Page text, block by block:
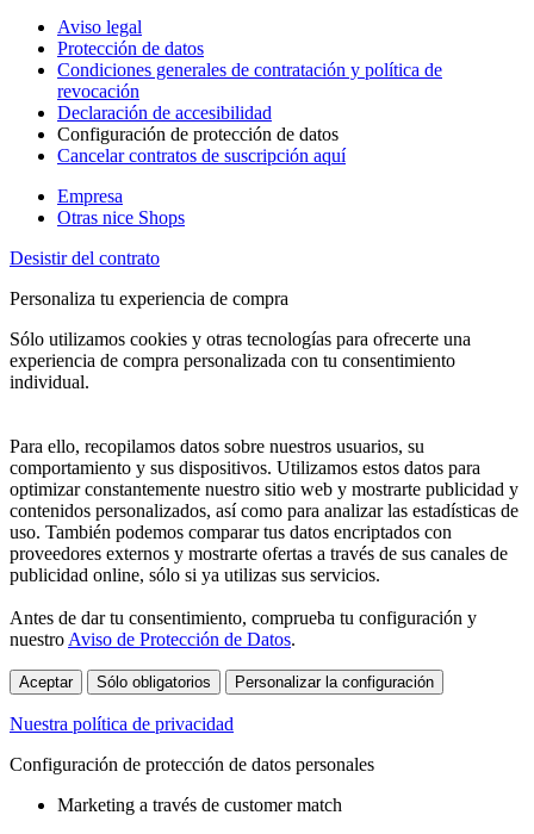
Aviso legal
Protección de datos
Condiciones generales de contratación y política de
revocación
Declaración de accesibilidad
Configuración de protección de datos
Cancelar contratos de suscripción aquí
Empresa
Otras nice Shops
Desistir del contrato
Personaliza tu experiencia de compra
Sólo utilizamos cookies y otras tecnologías para ofrecerte una
experiencia de compra personalizada con tu consentimiento
individual.
Para ello, recopilamos datos sobre nuestros usuarios, su
comportamiento y sus dispositivos. Utilizamos estos datos para
optimizar constantemente nuestro sitio web y mostrarte publicidad y
contenidos personalizados, así como para analizar las estadísticas de
uso. También podemos comparar tus datos encriptados con
proveedores externos y mostrarte ofertas a través de sus canales de
publicidad online, sólo si ya utilizas sus servicios.
Antes de dar tu consentimiento, comprueba tu configuración y
nuestro Aviso de Protección de Datos.
Aceptar Sólo obligatorios Personalizar la configuración
Nuestra política de privacidad
Configuración de protección de datos personales
Marketing a través de customer match